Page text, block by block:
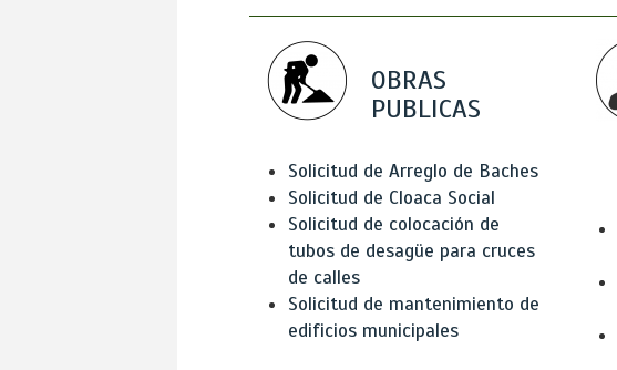
OBRAS
PUBLICAS
Solicitud de Arreglo de Baches
Solicitud de Cloaca Social
Solicitud de colocación de
tubos de desagüe para cruces
de calles
Solicitud de mantenimiento de
edificios municipales